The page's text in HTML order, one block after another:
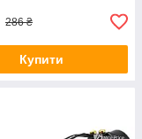
286 ₴
Купити